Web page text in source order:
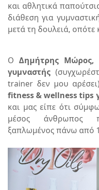
και αθλητικά
διάθεση για
μετά τη δουλειά, οπότε
ΟΔημήτρης Μώρος,
γυμναστής
trainer δεν μου
fitness & wellness tips
και μας είπε ότι
μέσος άνθρωπος
ξαπλωμένος πάνω από